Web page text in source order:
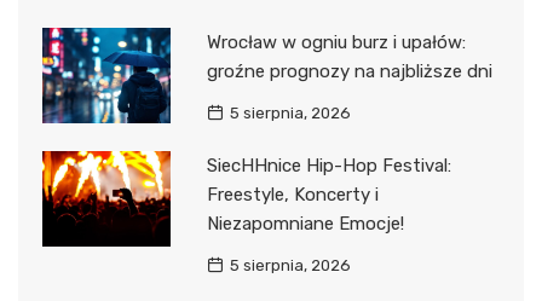
Wrocław w ogniu burz i upałów:
groźne prognozy na najbliższe dni
5 sierpnia, 2026
SiecHHnice Hip-Hop Festival:
Freestyle, Koncerty i
Niezapomniane Emocje!
5 sierpnia, 2026